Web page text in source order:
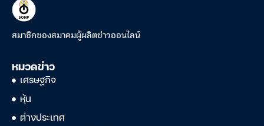
สมาชิกของสมาคมผู้ผลิตข่าวออนไลน์
หมวดข่าว
เศรษฐกิจ
หุ้น
ต่างประเทศ